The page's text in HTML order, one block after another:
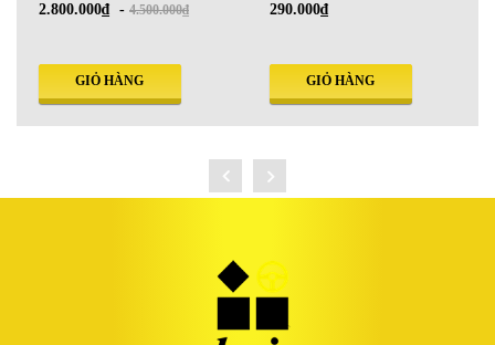
2.800.000₫ - 4.500.000₫
GIỎ HÀNG
290.000₫
GIỎ HÀNG